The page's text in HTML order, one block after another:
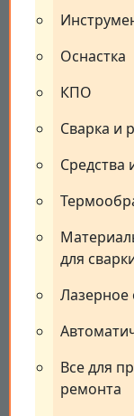
Оснастка
КПО
Сварка и
Средства
для
Лазерное
Все для
ремонта